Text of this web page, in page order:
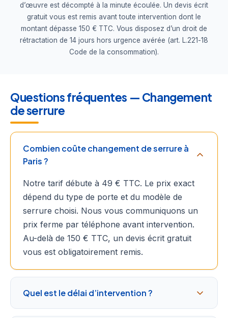
d’œuvre est décompté à la minute écoulée. Un devis écrit
gratuit vous est remis avant toute intervention dont le
montant dépasse 150 € TTC. Vous disposez d’un droit de
rétractation de 14 jours hors urgence avérée (art. L.221-18
Code de la consommation).
Questions fréquentes — Changement
de serrure
Combien coûte changement de serrure à
Paris ?
Notre tarif débute à 49 € TTC. Le prix exact
dépend du type de porte et du modèle de
serrure choisi. Nous vous communiquons un
prix ferme par téléphone avant intervention.
Au-delà de 150 € TTC, un devis écrit gratuit
vous est obligatoirement remis.
Quel est le délai d’intervention ?